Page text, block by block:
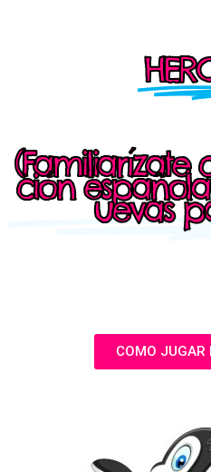
(Familiarízate
ción
uevas
COMO JUGAR